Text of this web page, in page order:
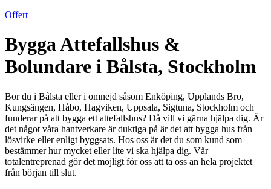
Offert
Bygga Attefallshus &
Bolundare i Bålsta, Stockholm
Bor du i Bålsta eller i omnejd såsom Enköping, Upplands Bro,
Kungsängen, Håbo, Hagviken, Uppsala, Sigtuna, Stockholm och
funderar på att bygga ett attefallshus? Då vill vi gärna hjälpa dig. Är
det något våra hantverkare är duktiga på är det att bygga hus från
lösvirke eller enligt byggsats. Hos oss är det du som kund som
bestämmer hur mycket eller lite vi ska hjälpa dig. Vår
totalentreprenad gör det möjligt för oss att ta oss an hela projektet
från början till slut.